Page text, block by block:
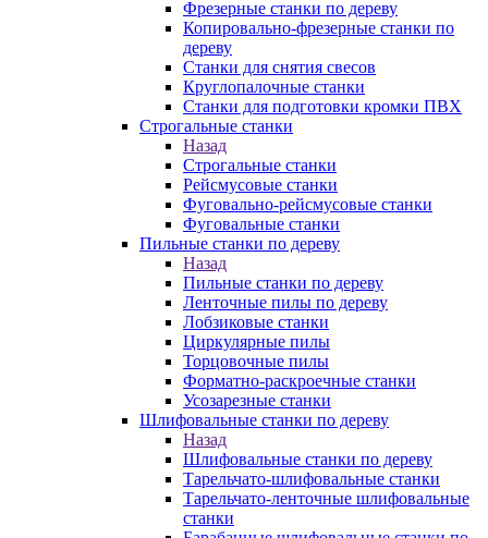
Фрезерные станки по дереву
Копировально-фрезерные станки по
дереву
Станки для снятия свесов
Круглопалочные станки
Станки для подготовки кромки ПВХ
Строгальные станки
Назад
Строгальные станки
Рейсмусовые станки
Фуговально-рейсмусовые станки
Фуговальные станки
Пильные станки по дереву
Назад
Пильные станки по дереву
Ленточные пилы по дереву
Лобзиковые станки
Циркулярные пилы
Торцовочные пилы
Форматно-раскроечные станки
Усозарезные станки
Шлифовальные станки по дереву
Назад
Шлифовальные станки по дереву
Тарельчато-шлифовальные станки
Тарельчато-ленточные шлифовальные
станки